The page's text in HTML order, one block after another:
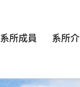
系所成員 系所